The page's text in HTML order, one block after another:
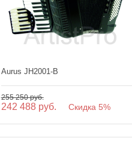
Aurus JH2001-B
255 250 руб.
242 488 руб. Скидка 5%